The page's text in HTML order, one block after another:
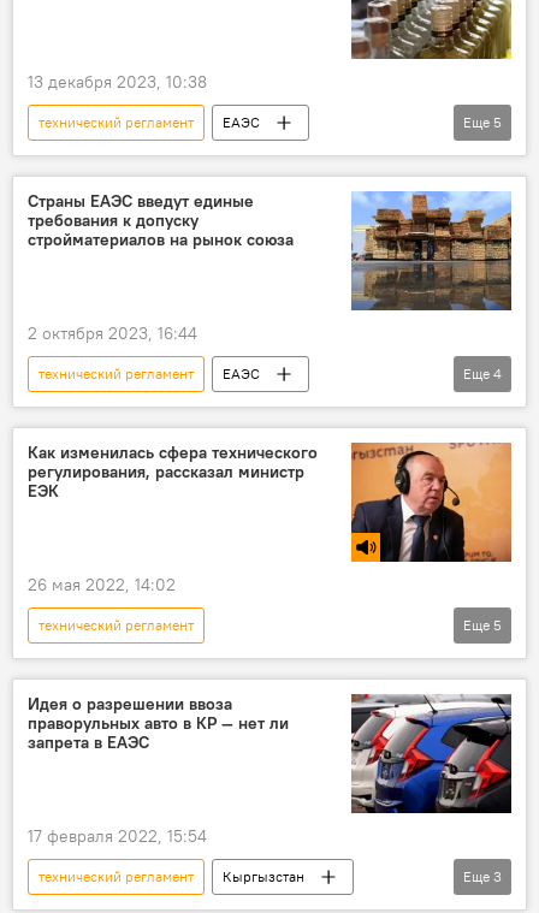
13 декабря 2023, 10:38
технический регламент
ЕАЭС
экономика
алкоголь
безопасность
вступление
действие
Еще 5
Страны ЕАЭС введут единые
требования к допуску
стройматериалов на рынок союза
2 октября 2023, 16:44
технический регламент
ЕАЭС
строительные материалы
ЕЭК
Виктор Назаренко
Еще 4
Как изменилась сфера технического
регулирования, рассказал министр
ЕЭК
26 мая 2022, 14:02
технический регламент
Радио Sputnik Кыргызстан
продукция
Виктор Назаренко
Кыргызстан
Еще 5
Идея о разрешении ввоза
праворульных авто в КР — нет ли
запрета в ЕАЭС
17 февраля 2022, 15:54
технический регламент
Кыргызстан
Еще 3